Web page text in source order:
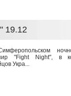
19.12
"Fight Night", в
Укра...